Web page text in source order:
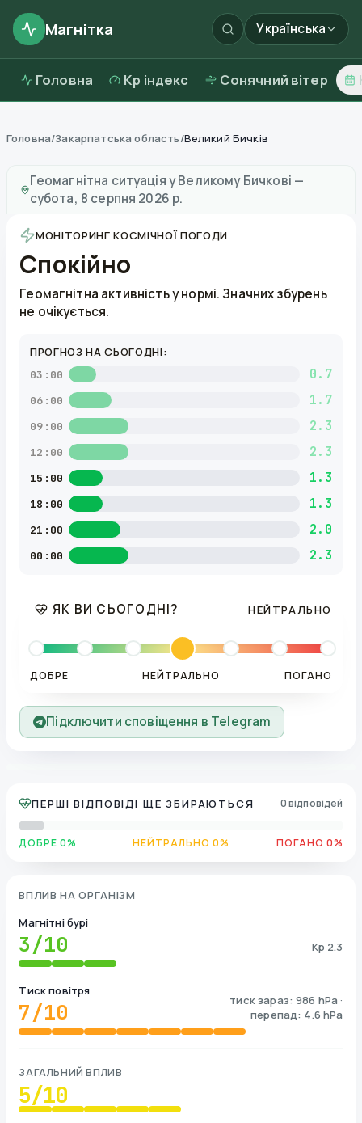
Магнітка Українська
Головна Kp індекс Сонячний вітер
Головна/Закарпатська область/Великий Бичків
Геомагнітна ситуація уВеликому Бичкові —
субота, 8 серпня 2026 р.
МОНІТОРИНГ КОСМІЧНОЇ ПОГОДИ
Спокійно
Геомагнітна активність у нормі. Значних збурень
не очікується.
ПРОГНОЗ НА СЬОГОДНІ:
03:00 0.7
06:00 1.7
09:00 2.3
12:00 2.3
15:00 1.3
18:00 1.3
21:00 2.0
00:00 2.3
ЯК ВИ СЬОГОДНІ? НЕЙТРАЛЬНО
ДОБРЕ НЕЙТРАЛЬНО ПОГАНО
Підключити сповіщення в Telegram
ПЕРШІ ВІДПОВІДІ ЩЕ ЗБИРАЮТЬСЯ 0 відповідей
ДОБРЕ 0% НЕЙТРАЛЬНО 0% ПОГАНО 0%
ВПЛИВ НА ОРГАНІЗМ
Магнітні бурі
3/10 Kp 2.3
Тиск повітря
7/10
тиск зараз: 986 hPa ·
перепад: 4.6 hPa
ЗАГАЛЬНИЙ ВПЛИВ
5/10